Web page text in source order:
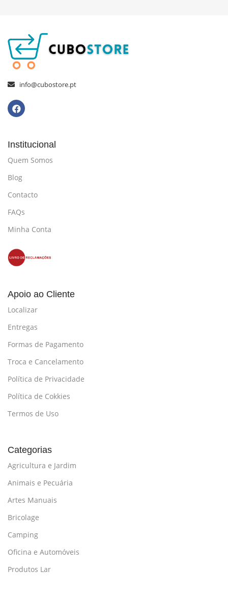
info@cubostore.pt
Institucional
Quem Somos
Blog
Contacto
FAQs
Minha Conta
Apoio ao Cliente
Localizar
Entregas
Formas de Pagamento
Troca e Cancelamento
Política de Privacidade
Política de Cokkies
Termos de Uso
Categorias
Agricultura e Jardim
Animais e Pecuária
Artes Manuais
Bricolage
Camping
Oficina e Automóveis
Produtos Lar